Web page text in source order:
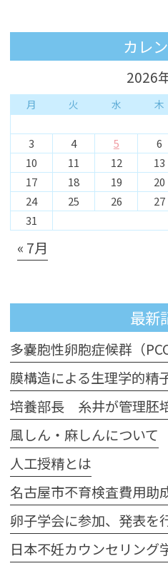
カレ
2026
月 火 水 木
3
4 5 6
10
11 12 13
17
18 19 20
24
25 26 27
31
« 7月
最新
多嚢胞性卵胞症候群（
膜構造による生理学的精
風しん・麻しんについて
人工授精とは
名古屋市不育検査費用助
卵子学会に参加、発表を
日本不妊カウンセリング